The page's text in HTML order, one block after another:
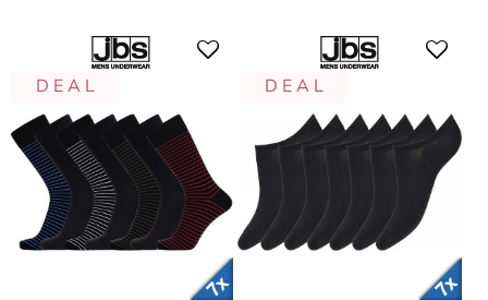
D E A L D E A L